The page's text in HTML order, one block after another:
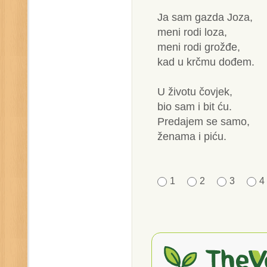
Ja sam gazda Joza,
meni rodi loza,
meni rodi grožđe,
kad u krčmu dođem.
U životu čovjek,
bio sam i bit ću.
Predajem se samo,
ženama i piću.
1 2 3 4